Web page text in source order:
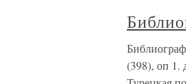
(398), оп 1.